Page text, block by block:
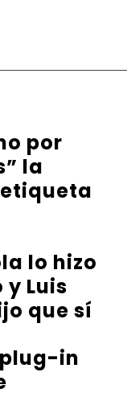
por
la
lo hizo
y Luis
que sí
in